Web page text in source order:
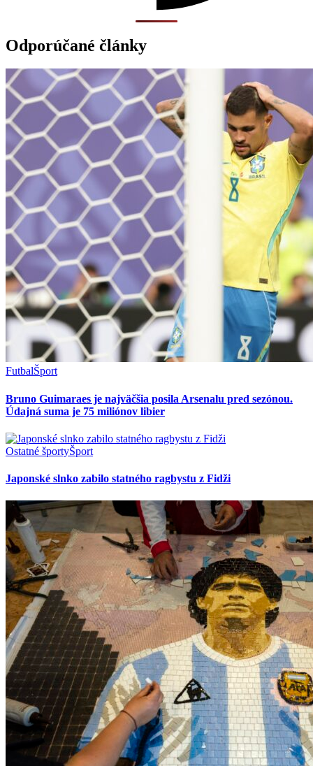
Odporúčané články
FutbalŠport
Bruno Guimaraes je najväčšia posila Arsenalu pred sezónou.
Údajná suma je 75 miliónov libier
Ostatné športyŠport
Japonské slnko zabilo statného ragbystu z Fidži